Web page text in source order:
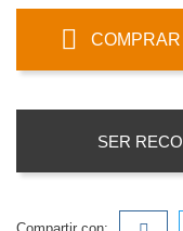
COMPRAR
SER